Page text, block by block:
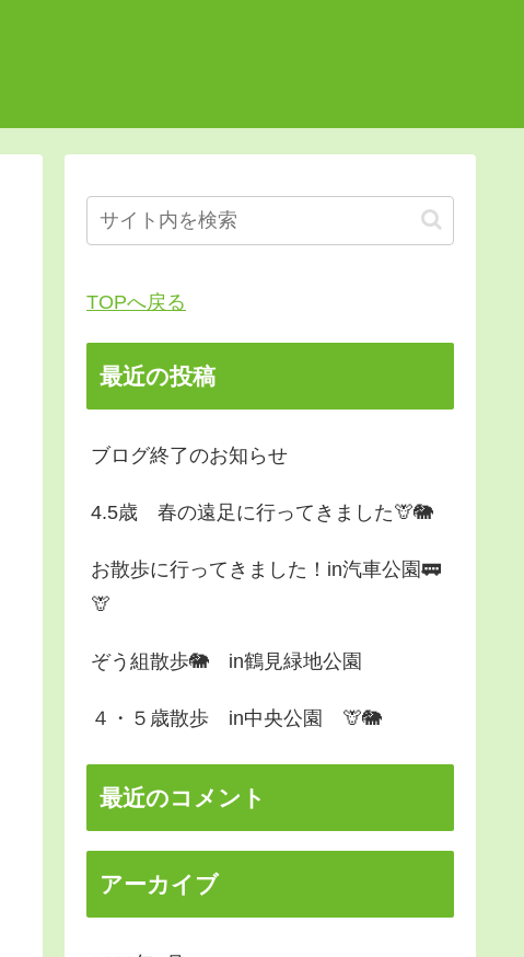
TOPへ戻る
最近の投稿
ブログ終了のお知らせ
4.5歳 春の遠足に行ってきました🦒🐘
お散歩に行ってきました！in汽車公園🚃
🦒
ぞう組散歩🐘 in鶴見緑地公園
４・５歳散歩 in中央公園 🦒🐘
最近のコメント
アーカイブ